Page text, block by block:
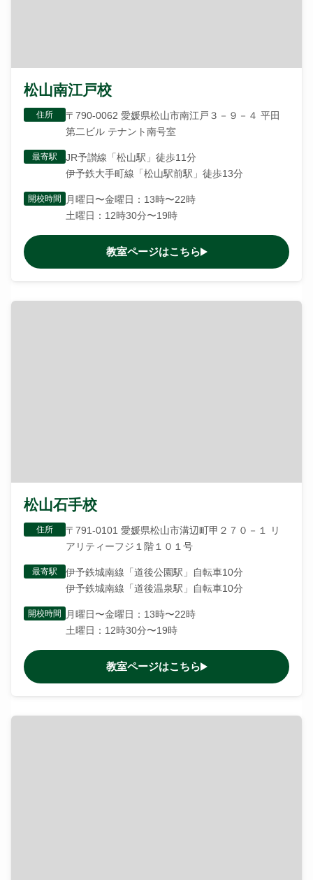
松山南江戸校
住所
〒790-0062 愛媛県松山市南江戸３－９－４ 平田
第二ビル テナント南号室
最寄駅
JR予讃線「松山駅」徒歩11分
伊予鉄大手町線「松山駅前駅」徒歩13分
開校時間
月曜日〜金曜日：13時〜22時
土曜日：12時30分〜19時
教室ページはこちら
松山石手校
住所
〒791-0101 愛媛県松山市溝辺町甲２７０－１ リ
アリティーフジ１階１０１号
最寄駅
伊予鉄城南線「道後公園駅」自転車10分
伊予鉄城南線「道後温泉駅」自転車10分
開校時間
月曜日〜金曜日：13時〜22時
土曜日：12時30分〜19時
教室ページはこちら